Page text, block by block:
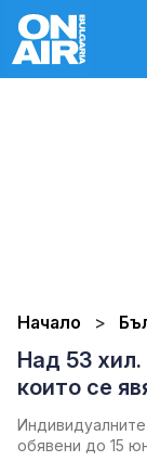
Начало
Над 53
които се
обявени до 15